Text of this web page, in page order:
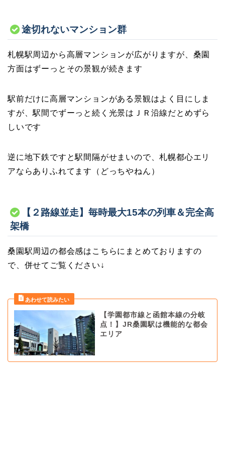
途切れないマンション群
札幌駅周辺から高層マンションが広がりますが、桑園
方面はずーっとその景観が続きます
駅前だけに高層マンションがある景観はよく目にしま
すが、駅間でずーっと続く光景はＪＲ沿線だとめずら
しいです
逆に地下鉄ですと駅間隔がせまいので、札幌都心エリ
アならありふれてます（どっちやねん）
【２路線並走】毎時最大15本の列車＆完全高
架橋
桑園駅周辺の都会感はこちらにまとめておりますの
で、併せてご覧ください↓
【学園都市線と函館本線の分岐
点！】JR桑園駅は機能的な都会
エリア